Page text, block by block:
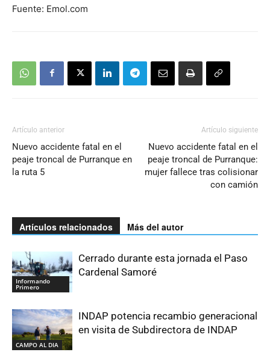
Fuente: Emol.com
Artículo anterior
Nuevo accidente fatal en el
peaje troncal de Purranque en
la ruta 5
Artículo siguiente
Nuevo accidente fatal en el
peaje troncal de Purranque:
mujer fallece tras colisionar
con camión
Artículos relacionados Más del autor
Informando
Primero
Cerrado durante esta jornada el Paso
Cardenal Samoré
CAMPO AL DIA
INDAP potencia recambio generacional
en visita de Subdirectora de INDAP